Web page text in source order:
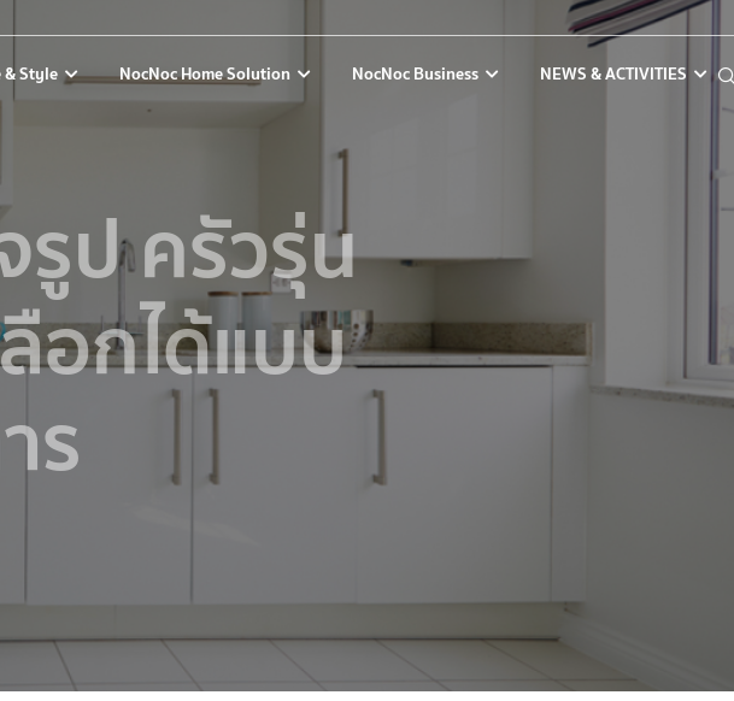
& Style NocNoc Home Solution NocNoc Business NEWS & ACTIVITIES
รูป ครัวรุ่น
อกได้แบบ
ร